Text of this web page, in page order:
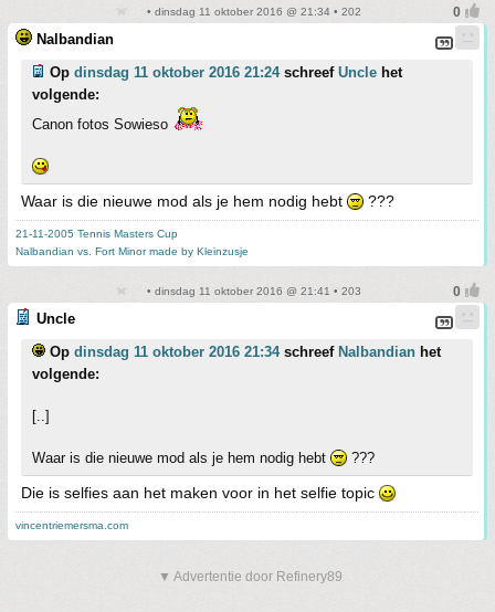
• dinsdag 11 oktober 2016 @ 21:34 • 202
Nalbandian
Op dinsdag 11 oktober 2016 21:24schreef Uncle het
volgende:
Canon fotos Sowieso
Waar is die nieuwe mod als je hem nodig hebt ???
21-11-2005 Tennis Masters Cup
Nalbandian vs. Fort Minor made by Kleinzusje
• dinsdag 11 oktober 2016 @ 21:41 • 203
Uncle
Op dinsdag 11 oktober 2016 21:34schreef Nalbandian het
volgende:
[..]
Waar is die nieuwe mod als je hem nodig hebt ???
Die is selfies aan het maken voor in het selfie topic
vincentriemersma.com
▼ Advertentie door Refinery89